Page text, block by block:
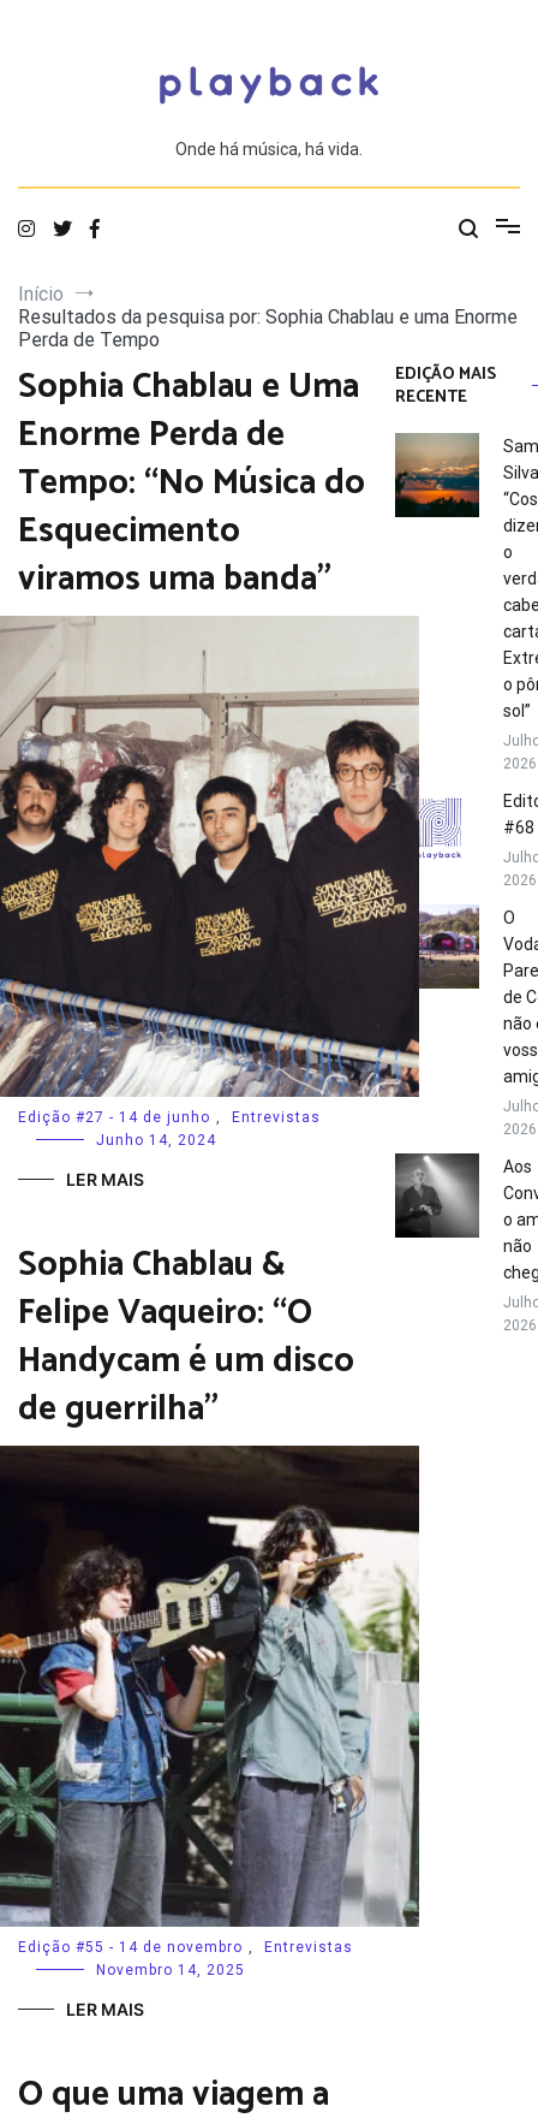
Onde há música, há vida.
Início
Resultados da pesquisa por: Sophia Chablau e uma Enorme
Perda de Tempo
Sophia Chablau e Uma
Enorme Perda de
Tempo: “No Música do
Esquecimento
viramos uma banda”
Edição #27 - 14 de junho ,
Entrevistas
Junho 14, 2024
LER MAIS
Sophia Chablau &
Felipe Vaqueiro: “O
Handycam é um disco
de guerrilha”
Edição #55 - 14 de novembro ,
Entrevistas
Novembro 14, 2025
LER MAIS
O que uma viagem a
EDIÇÃO MAIS
RECENTE
o
o
sol”
2026
#68
2026
O
de
não
2026
Aos
o
não
2026